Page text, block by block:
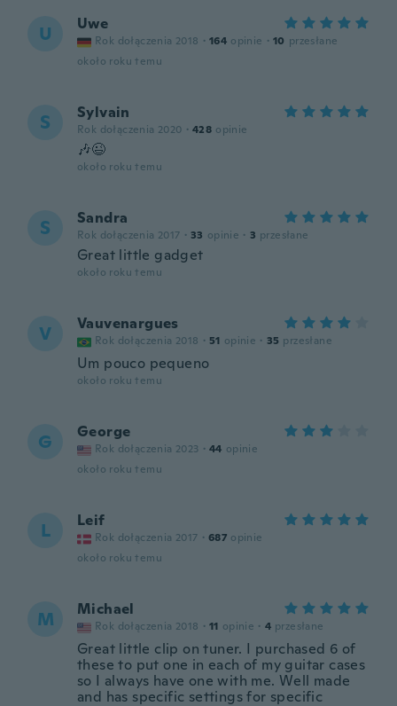
U Uwe
Rok dołączenia 2018 · 164 opinie · 10 przesłane
około roku temu
S Sylvain
Rok dołączenia 2020 · 428 opinie
🎶😉
około roku temu
S Sandra
Rok dołączenia 2017 · 33 opinie · 3 przesłane
Great little gadget
około roku temu
V Vauvenargues
Rok dołączenia 2018 · 51 opinie · 35 przesłane
Um pouco pequeno
około roku temu
G George
Rok dołączenia 2023 · 44 opinie
około roku temu
L Leif
Rok dołączenia 2017 · 687 opinie
około roku temu
M Michael
Rok dołączenia 2018 · 11 opinie · 4 przesłane
Great little clip on tuner. I purchased 6 of
these to put one in each of my guitar cases
so I always have one with me. Well made
and has specific settings for specific